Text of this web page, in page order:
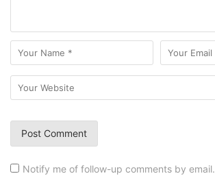
Notify me of follow-up comments by email.